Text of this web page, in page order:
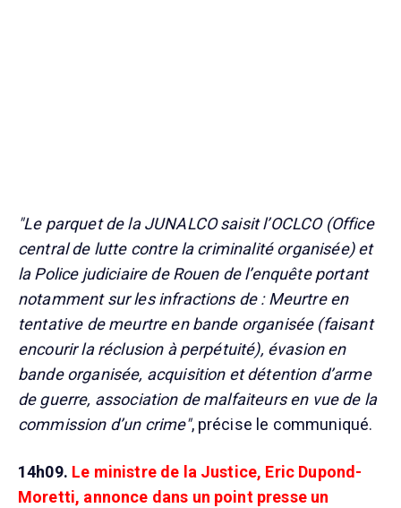
"Le parquet de la JUNALCO saisit l’OCLCO (Office
central de lutte contre la criminalité organisée) et
la Police judiciaire de Rouen de l’enquête portant
notamment sur les infractions de : Meurtre en
tentative de meurtre en bande organisée (faisant
encourir la réclusion à perpétuité), évasion en
bande organisée, acquisition et détention d’arme
de guerre, association de malfaiteurs en vue de la
commission d’un crime", précise le communiqué.
14h09. Le ministre de la Justice, Eric Dupond-
Moretti, annonce dans un point presse un